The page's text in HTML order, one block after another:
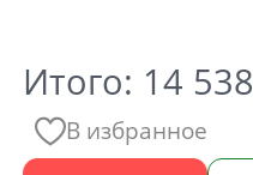
Итого: 14 538
В избранное